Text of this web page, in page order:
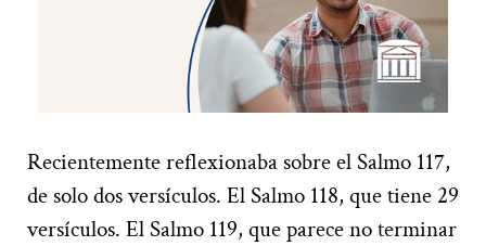
Recientemente reflexionaba sobre el Salmo 117,
de solo dos versículos. El Salmo 118, que tiene 29
versículos. El Salmo 119, que parece no terminar